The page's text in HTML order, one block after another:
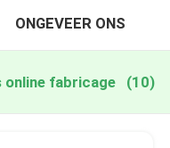
ONGEVEER ONS
fabricage (10)